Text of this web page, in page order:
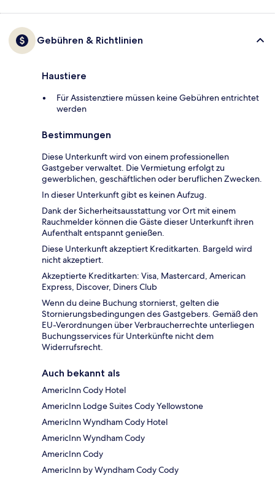
Gebühren & Richtlinien
Haustiere
Für Assistenztiere müssen keine Gebühren entrichtet
werden
Bestimmungen
Diese Unterkunft wird von einem professionellen
Gastgeber verwaltet. Die Vermietung erfolgt zu
gewerblichen, geschäftlichen oder beruflichen Zwecken.
In dieser Unterkunft gibt es keinen Aufzug.
Dank der Sicherheitsausstattung vor Ort mit einem
Rauchmelder können die Gäste dieser Unterkunft ihren
Aufenthalt entspannt genießen.
Diese Unterkunft akzeptiert Kreditkarten. Bargeld wird
nicht akzeptiert.
Akzeptierte Kreditkarten: Visa, Mastercard, American
Express, Discover, Diners Club
Wenn du deine Buchung stornierst, gelten die
Stornierungsbedingungen des Gastgebers. Gemäß den
EU-Verordnungen über Verbraucherrechte unterliegen
Buchungsservices für Unterkünfte nicht dem
Widerrufsrecht.
Auch bekannt als
AmericInn Cody Hotel
AmericInn Lodge Suites Cody Yellowstone
AmericInn Wyndham Cody Hotel
AmericInn Wyndham Cody
AmericInn Cody
AmericInn by Wyndham Cody Cody